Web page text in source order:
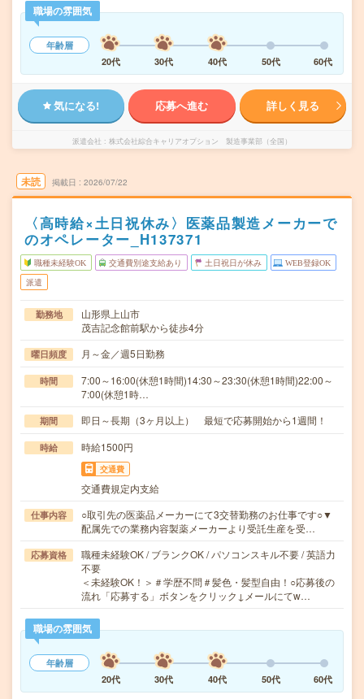
職場の雰囲気
年齢層
20代
30代 40代 50代 60代
気になる! 応募へ進む 詳しく見る
派遣会社 株式会社綜合キャリアオプション 製造事業部（全国）
未読 掲載日 2026/07/22
〈高時給×土日祝休み〉医薬品製造メーカーで
のオペレーター_H137371
職種未経験OK 交通費別途支給あり 土日祝日が休み WEB登録OK
派遣
勤務地
山形県上山市
茂吉記念館前駅から徒歩4分
曜日頻度 月～金／週5日勤務
時間
7:00～16:00(休憩1時間)14:30～23:30(休憩1時間)22:00～
7:00(休憩1時…
期間 即日～長期（3ヶ月以上） 最短で応募開始から1週間！
時給 時給1500円
交通費
交通費規定内支給
仕事内容
○取引先の医薬品メーカーにて3交替勤務のお仕事です○▼
配属先での業務内容製薬メーカーより受託生産を受…
応募資格
職種未経験OK / ブランクOK / パソコンスキル不要 / 英語力
不要
＜未経験OK！＞＃学歴不問＃髪色・髪型自由！○応募後の
流れ「応募する」ボタンをクリック↓メールにてw…
職場の雰囲気
年齢層
20代
30代 40代 50代 60代